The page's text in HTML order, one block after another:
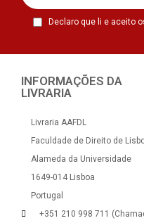
Declaro que li e aceito
INFORMAÇÕES DA
LIVRARIA
Livraria AAFDL
Faculdade de Direito de
Alameda da Universidade
1649-014 Lisboa
Portugal
+351 210 998 711